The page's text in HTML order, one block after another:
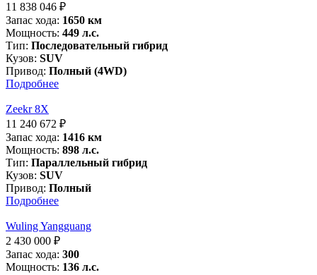
11 838 046 ₽
Запас хода: 1650 км
Мощность: 449 л.с.
Тип: Последовательный гибрид
Кузов: SUV
Привод: Полный (4WD)
Подробнее
Zeekr 8X
11 240 672 ₽
Запас хода: 1416 км
Мощность: 898 л.с.
Тип: Параллельный гибрид
Кузов: SUV
Привод: Полный
Подробнее
Wuling Yangguang
2 430 000 ₽
Запас хода: 300
Мощность: 136 л.с.